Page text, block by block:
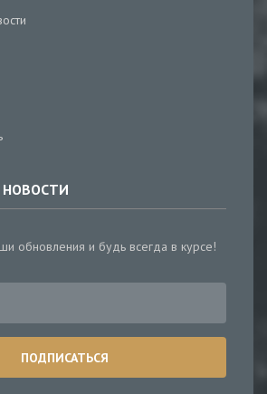
обновления и будь всегда в курсе!